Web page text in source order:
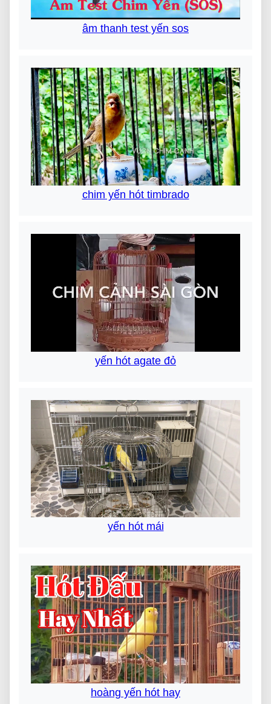
âm thanh test yến sos
chim yến hót timbrado
yến hót agate đỏ
yến hót mái
hoàng yến hót hay